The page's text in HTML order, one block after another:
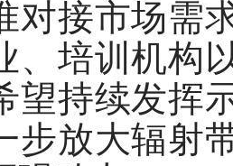
对接市场需
、培训机构
望持续发挥
步放大辐射